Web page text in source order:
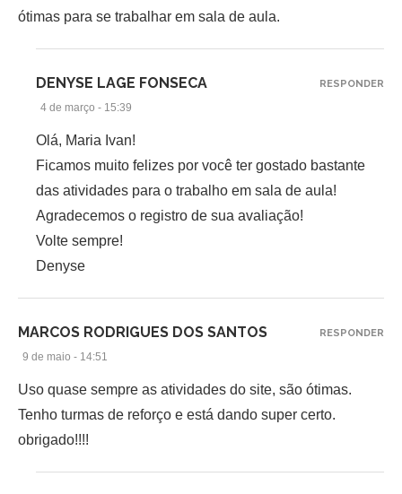
ótimas para se trabalhar em sala de aula.
DENYSE LAGE FONSECA
4 de março - 15:39
Olá, Maria Ivan!
Ficamos muito felizes por você ter gostado bastante
das atividades para o trabalho em sala de aula!
Agradecemos o registro de sua avaliação!
Volte sempre!
Denyse
RESPONDER
MARCOS RODRIGUES DOS SANTOS
9 de maio - 14:51
Uso quase sempre as atividades do site, são ótimas.
Tenho turmas de reforço e está dando super certo.
obrigado!!!!
RESPONDER